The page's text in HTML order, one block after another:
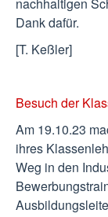
Dank dafür.
[T. Keßler]
Besuch der
Am 19.10.23
ihres
Weg in den